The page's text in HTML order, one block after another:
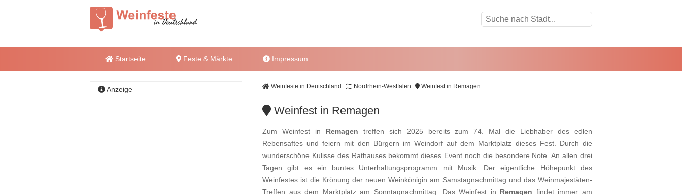
Startseite Feste & Märkte Impressum
Weinfeste in Deutschland Nordrhein-Westfalen Weinfest in Remagen
Weinfest in Remagen
Zum Weinfest in Remagen treffen sich 2025 bereits zum 74. Mal die Liebhaber des edlen
Rebensaftes und feiern mit den Bürgern im Weindorf auf dem Marktplatz dieses Fest. Durch die
wunderschöne Kulisse des Rathauses bekommt dieses Event noch die besondere Note. An allen drei
Tagen gibt es ein buntes Unterhaltungsprogramm mit Musik. Der eigentliche Höhepunkt des
Weinfestes ist die Krönung der neuen Weinkönigin am Samstagnachmittag und das Weinmajestäten-
Treffen aus dem Marktplatz am Sonntagnachmittag. Das Weinfest in Remagen findet immer am
Anzeige